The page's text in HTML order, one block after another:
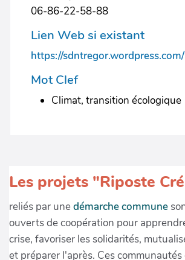
06-86-22-58-88
Lien Web si existant
https://sdntregor.wordpress.com/
Mot Clef
Climat, transition écologique